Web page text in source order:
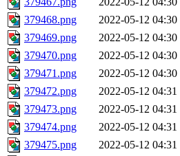
379468.png
2022-05-12 04:30
379469.png
2022-05-12 04:30
379470.png
2022-05-12 04:30
379471.png
2022-05-12 04:30
379472.png
2022-05-12 04:31
379473.png
2022-05-12 04:31
379474.png
2022-05-12 04:31
379475.png
2022-05-12 04:31